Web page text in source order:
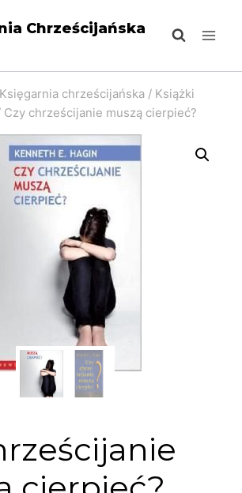
Chrześcijańska
Księgarnia chrześcijańska / Książki
Czy chrześcijanie muszą cierpieć?